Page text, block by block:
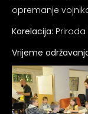
opremanje
Korelacija:
Vrijeme
vida